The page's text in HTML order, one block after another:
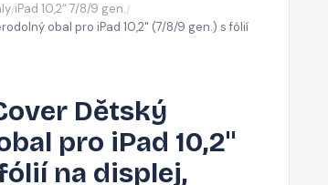
/iPad 10,2“ 7/8/9 gen./
obal pro iPad 10,2" (7/8/9 gen.) s fólií
Dětský
pro iPad 10,2"
na displej,